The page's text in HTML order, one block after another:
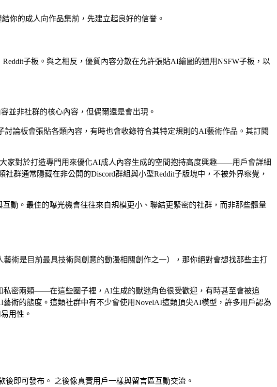
你的成人向作品集前，先建立起良好的信誉。
子板。與之相反，優質內容分散在允許張貼AI繪圖的通用NSFW子板，以
並非社群的核心內容，但偶爾還是會出現。
論板會張貼各類內容，有時也會收錄符合其特定規則的AI藝術作品。其訂閱
家對於打造專門用來優化AI成人內容生成的空間抱持高度興趣——用戶會詳細
群通常隱藏在非公開的Discord群組與小型Reddit子版塊中，不被外界察覺，
動。最佳的曝光機會往往來自規模更小、聯結更緊密的社群，而非那些體量
術是目前最具技術與創意的動漫相關創作之一），那你絕對會想找那些主打
密兩類——在這些圈子裡，AI生成的獸迷角色很受歡迎，有時甚至會被追
術的態度。這類社群中有不少會使用NovelAI這類頂尖AI模型，許多用戶認為
用性。
即可發布。 之後像真實用戶一樣與留言區互動交流。